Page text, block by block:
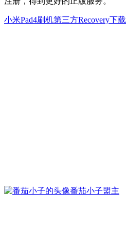
小米Pad4刷机第三方Recovery下载
番茄小子盟主